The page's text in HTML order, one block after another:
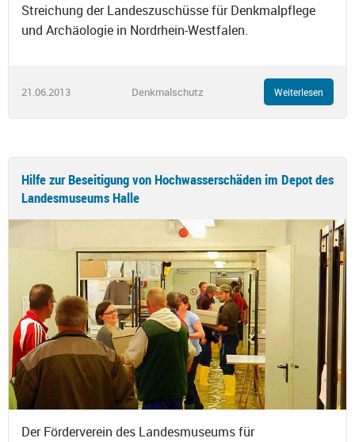
Streichung der Landeszuschüsse für Denkmalpflege
und Archäologie in Nordrhein-Westfalen.
21.06.2013 Denkmalschutz Weiterlesen
Hilfe zur Beseitigung von Hochwasserschäden im Depot des
Landesmuseums Halle
Der Förderverein des Landesmuseums für